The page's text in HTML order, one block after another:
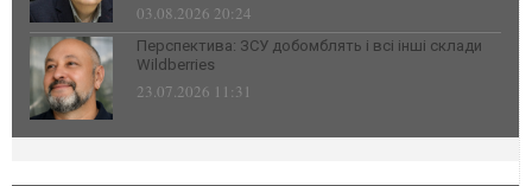
03.08.2026 20:24
Перспектива: ЗСУ добомблять і всі інші склади
Wildberries
23.07.2026 11:31